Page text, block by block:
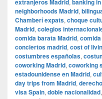
extranjeros Madrid, banking
neighborhoods Madrid,
Chamberí expats, choque
Madrid, colegios
comida barata Madrid,
conciertos madrid, cost of
costumbres españolas,
coworking Madrid, coworking
estadounidense en Madrid,
day trips from Madrid,
visa Spain, doble nacionalidad,